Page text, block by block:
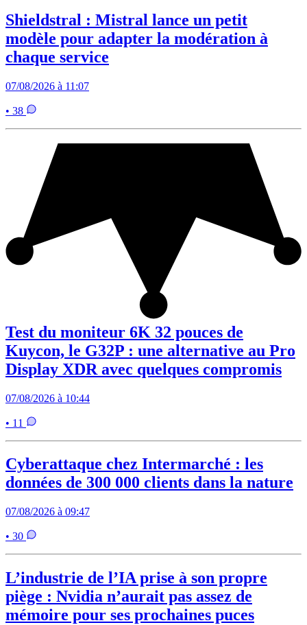
Shieldstral : Mistral lance un petit
modèle pour adapter la modération à
chaque service
07/08/2026 à 11:07
• 38
Test du moniteur 6K 32 pouces de
Kuycon, le G32P : une alternative au Pro
Display XDR avec quelques compromis
07/08/2026 à 10:44
• 11
Cyberattaque chez Intermarché : les
données de 300 000 clients dans la nature
07/08/2026 à 09:47
• 30
L’industrie de l’IA prise à son propre
piège : Nvidia n’aurait pas assez de
mémoire pour ses prochaines puces